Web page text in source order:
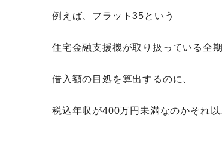
例えば、フラット35という
住宅金融支援機が取り扱っている全
借入額の目処を算出するのに、
税込年収が400万円未満なのかそれ以